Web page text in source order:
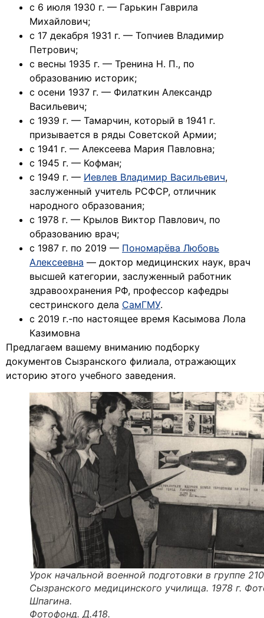
с 6 июля 1930 г. — Гарькин Гаврила
Михайлович;
с 17 декабря 1931 г. — Топчиев Владимир
Петрович;
с весны 1935 г. — Тренина Н. П., по
образованию историк;
с осени 1937 г. — Филаткин Александр
Васильевич;
с 1939 г. — Тамарчин, который в 1941 г.
призывается в ряды Советской Армии;
с 1941 г. — Алексеева Мария Павловна;
с 1945 г. — Кофман;
с 1949 г. — Иевлев Владимир Васильевич,
заслуженный учитель РСФСР, отличник
народного образования;
с 1978 г. — Крылов Виктор Павлович, по
образованию врач;
с 1987 г. по 2019 — Пономарёва Любовь
Алексеевна — доктор медицинских наук, врач
высшей категории, заслуженный работник
здравоохранения РФ, профессор кафедры
сестринского дела СамГМУ.
с 2019 г.-по настоящее время Касымова Лола
Казимовна
Предлагаем вашему вниманию подборку
документов Сызранского филиала, отражающих
историю этого учебного заведения.
Урок начальной военной подготовки в группе 210
Сызранского медицинского училища. 1978 г.
Шпагина.
Фотофонд. Д.418.